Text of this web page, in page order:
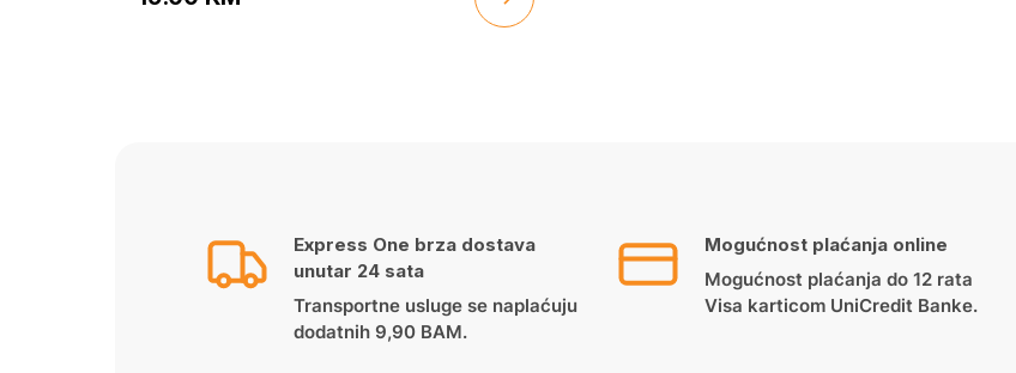
Express One brza dostava
unutar 24 sata
Transportne usluge se naplaćuju
dodatnih 9,90 BAM.
Mogućnost plaćanja online
Mogućnost plaćanja do 12 rata
Visa karticom UniCredit Banke.